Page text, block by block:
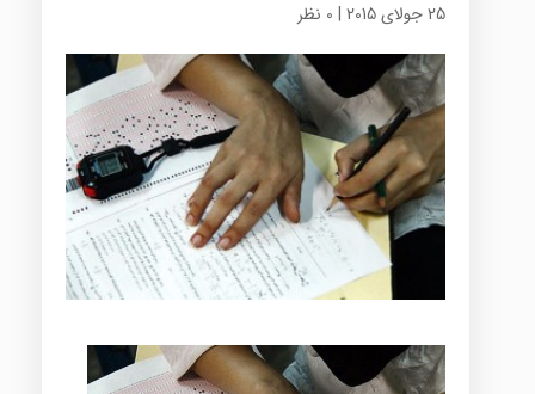
25 جولای 2015 | 0 نظر